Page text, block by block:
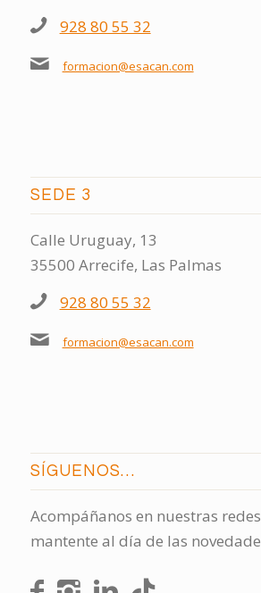
928 80 55 32
formacion@esacan.com
SEDE 3
Calle Uruguay, 13
35500 Arrecife, Las Palmas
928 80 55 32
formacion@esacan.com
SÍGUENOS…
Acompáñanos en nuestras
mantente al día de las